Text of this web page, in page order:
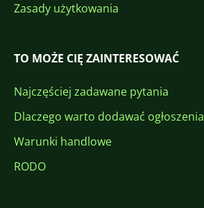
Zasady użytkowania
TO MOŻE CIĘ ZAINTERESOWAĆ
Najczęściej zadawane pytania
Dlaczego warto dodawać ogłoszenia
Warunki handlowe
RODO